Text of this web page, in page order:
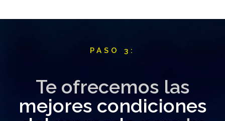
PASO 3:
Te ofrecemos las
mejores condiciones